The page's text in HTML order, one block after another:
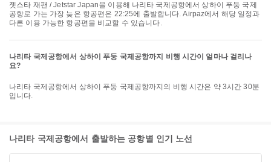
젯스타 재팬 / Jetstar Japan을 이용해 나리타 국제공항에서 상하이 푸둥 국제
공항로 가는 가장 늦은 항공편은 22:25에 출발합니다. Airpaz에서 해당 일정과
다른 이용 가능한 항공편을 비교할 수 있습니다.
나리타 국제공항에서 상하이 푸둥 국제공항까지 비행 시간이 얼마나 걸리나
요?
나리타 국제공항에서 상하이 푸둥 국제공항까지의 비행 시간은 약 3시간 30분
입니다.
나리타 국제공항에서 출발하는 공항별 인기 노선